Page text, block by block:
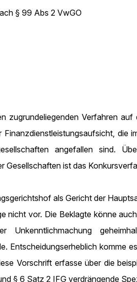
§ 99 Abs 2 VwGO
zugrundeliegenden Verfahren
angefallen sind.
ist das
als Gericht der
nicht vor. Die Beklagte könne
Unkenntlichmachung
Entscheidungserheblich komme
Vorschrift erfasse über die
§ 6 Satz 2 IFG verdrängende